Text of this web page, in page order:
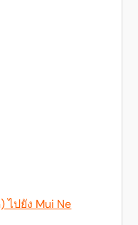
ไปยัง Mui Ne